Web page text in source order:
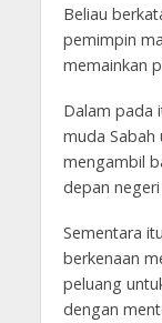
Beliau
pemimpin
memainkan
Dalam pada
muda Sabah
mengambil
depan negeri
Sementara
berkenaan
peluang
dengan